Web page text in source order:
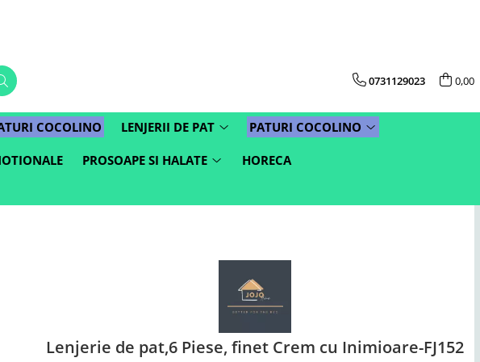
0731129023 0,00
COCOLINO LENJERII DE PAT PATURI COCOLINO
PROSOAPE SI HALATE
HORECA
Lenjerie de pat,6 Piese, finet Crem cu Inimioare-FJ152